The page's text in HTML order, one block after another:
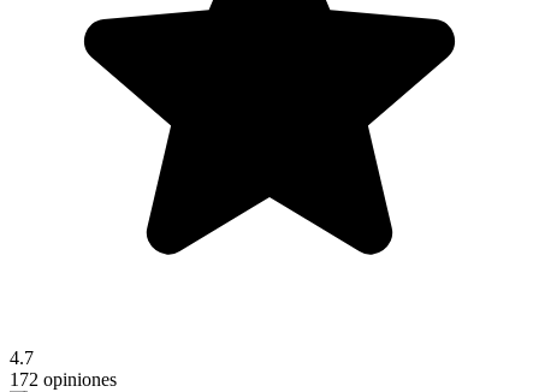
4.7
172 opiniones